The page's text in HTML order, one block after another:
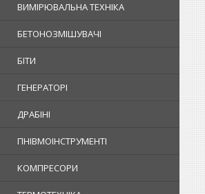
ВИМІРЮВАЛЬНА ТЕХНІКА
БЕТОНОЗМІШУВАЧІ
БІТИ
ГЕНЕРАТОРІ
ДРАБІНІ
ПНІВМОІНСТРУМЕНТІ
КОМПРЕСОРИ